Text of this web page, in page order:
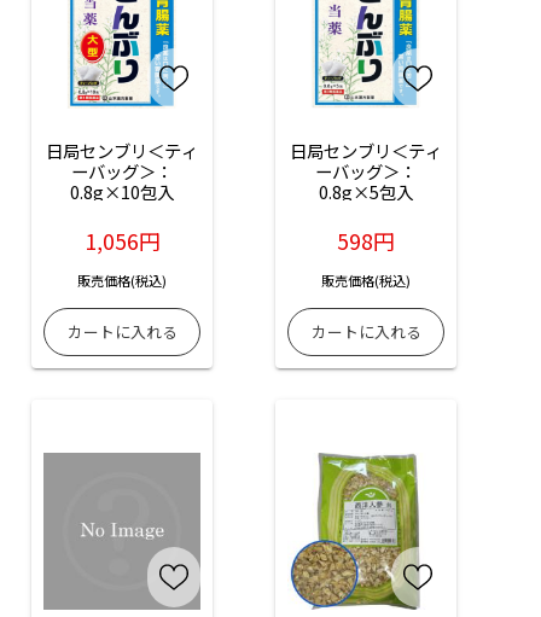
日局センブリ＜ティ
ーバッグ＞：
0.8g×10包入
1,056円
販売価格(税込)
日局センブリ＜ティ
ーバッグ＞：
0.8g×5包入
598円
販売価格(税込)